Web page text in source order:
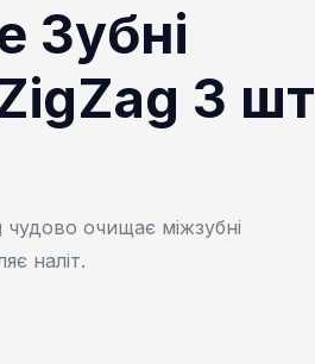
Зубні
3 шт
чудово очищає міжзубні
наліт.